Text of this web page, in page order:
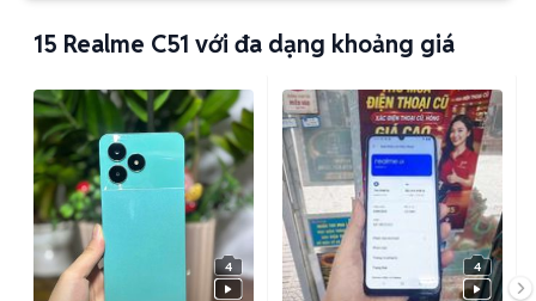
15 Realme C51 với đa dạng khoảng giá
4 4